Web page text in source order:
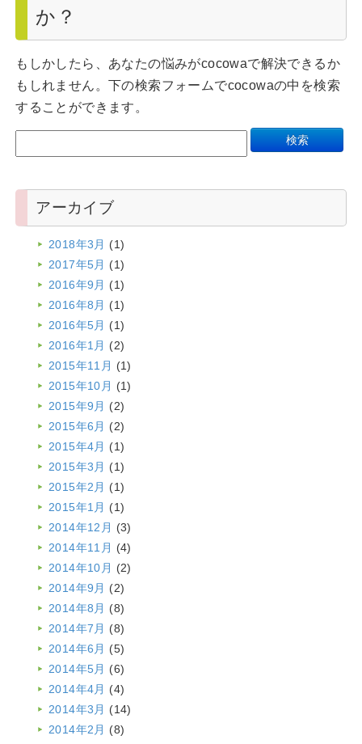
か？
もしかしたら、あなたの悩みがcocowaで解決できるか
もしれません。下の検索フォームでcocowaの中を検索
することができます。
アーカイブ
2018年3月 (1)
2017年5月 (1)
2016年9月 (1)
2016年8月 (1)
2016年5月 (1)
2016年1月 (2)
2015年11月 (1)
2015年10月 (1)
2015年9月 (2)
2015年6月 (2)
2015年4月 (1)
2015年3月 (1)
2015年2月 (1)
2015年1月 (1)
2014年12月 (3)
2014年11月 (4)
2014年10月 (2)
2014年9月 (2)
2014年8月 (8)
2014年7月 (8)
2014年6月 (5)
2014年5月 (6)
2014年4月 (4)
2014年3月 (14)
2014年2月 (8)